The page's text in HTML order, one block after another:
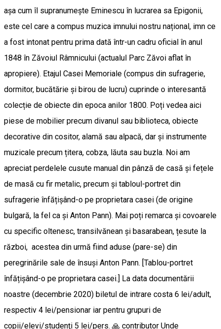
așa cum îl supranumește Eminescu în lucrarea sa Epigonii,
este cel care a compus muzica imnului nostru național, imn ce
a fost intonat pentru prima dată într-un cadru oficial în anul
1848 în Zăvoiul Râmnicului (actualul Parc Zăvoi aflat în
apropiere). Etajul Casei Memoriale (compus din sufragerie,
dormitor, bucătărie și birou de lucru) cuprinde o interesantă
colecție de obiecte din epoca anilor 1800. Poți vedea aici
piese de mobilier precum divanul sau biblioteca, obiecte
decorative din cositor, alamă sau alpacă, dar și instrumente
muzicale precum țitera, cobza, lăuta sau buzla. Noi am
apreciat perdelele cusute manual din pânză de casă și fețele
de masă cu fir metalic, precum și tabloul-portret din
sufragerie înfățișând-o pe proprietara casei (de origine
bulgară, la fel ca și Anton Pann). Mai poți remarca și covoarele
cu specific oltenesc, transilvănean și basarabean, țesute la
război, acestea din urmă fiind aduse (pare-se) din
peregrinările sale de însuși Anton Pann. [Tablou-portret
înfățișând-o pe proprietara casei.] La data documentării
noastre (decembrie 2020) biletul de intrare costa 6 lei/adult,
respectiv 4 lei/pensionar iar pentru grupuri de
copii/elevi/studenţi 5 lei/pers. 🙏 contributor Unde